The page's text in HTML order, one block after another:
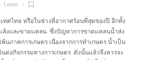
1 min
ศไทย หรือในช่วงที่อากาศร้อนที่สุดของปี อีกทั้ง
ล้งและขาดแคลน ซึ่งปัญหาการขาดแคลนน้ำส่ง
ภาคการเกษตร เนื่องจากการทำเกษตร น้ำเป็น
ต่อกิจกรรมทางการเกษตร ดังนั้นแล้วจึงควรจะ